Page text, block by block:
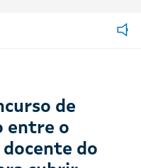
de
entre o
do